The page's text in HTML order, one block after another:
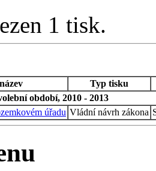
1 tisk.
Typ tisku
období, 2010 - 2013
úřadu Vládní návrh zákona